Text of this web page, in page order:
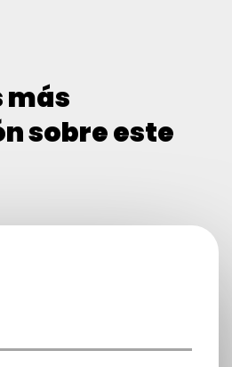
más
sobre este